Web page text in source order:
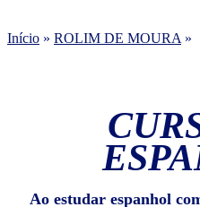
Início » ROLIM DE MOURA »
Ao estudar espanhol